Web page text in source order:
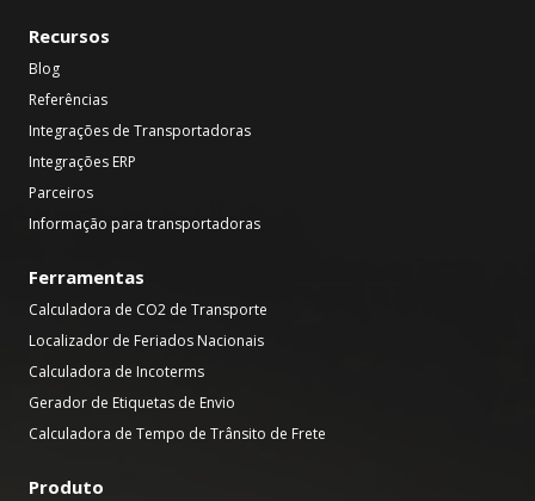
Recursos
Blog
Referências
Integrações de Transportadoras
Integrações ERP
Parceiros
Informação para transportadoras
Ferramentas
Calculadora de CO2 de Transporte
Localizador de Feriados Nacionais
Calculadora de Incoterms
Gerador de Etiquetas de Envio
Calculadora de Tempo de Trânsito de Frete
Produto